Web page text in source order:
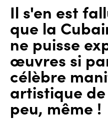
Il s'en est
que la
ne puisse
œuvres si
célèbre
artistique de
peu, même !